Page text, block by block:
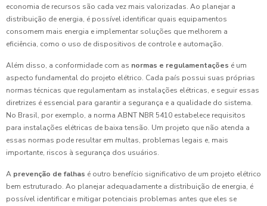
economia de recursos são cada vez mais valorizadas. Ao planejar a
distribuição de energia, é possível identificar quais equipamentos
consomem mais energia e implementar soluções que melhorem a
eficiência, como o uso de dispositivos de controle e automação.
Além disso, a conformidade com as normas e regulamentações é um
aspecto fundamental do projeto elétrico. Cada país possui suas próprias
normas técnicas que regulamentam as instalações elétricas, e seguir essas
diretrizes é essencial para garantir a segurança e a qualidade do sistema.
No Brasil, por exemplo, a norma ABNT NBR 5410 estabelece requisitos
para instalações elétricas de baixa tensão. Um projeto que não atenda a
essas normas pode resultar em multas, problemas legais e, mais
importante, riscos à segurança dos usuários.
A prevenção de falhas é outro benefício significativo de um projeto elétrico
bem estruturado. Ao planejar adequadamente a distribuição de energia, é
possível identificar e mitigar potenciais problemas antes que eles se